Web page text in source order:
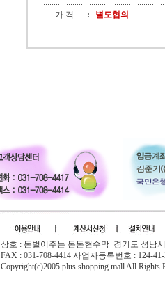
가 격 : 별도협의
상호 : 돈벌어주는 돈돈현수막 경기도 성남
FAX : 031-708-4414 사업자등록번호 : 124-
Copyright(c)2005 plus shopping mall All Rights